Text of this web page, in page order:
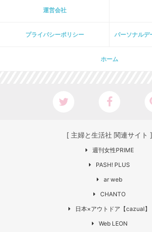
運営会社
プライパシーポリシー パーソナルデ
ホーム
[ 主婦と生活社 関連サイト ]
週刊女性PRIME
PASH! PLUS
ar web
CHANTO
日本×アウトドア【cazual】
Web LEON